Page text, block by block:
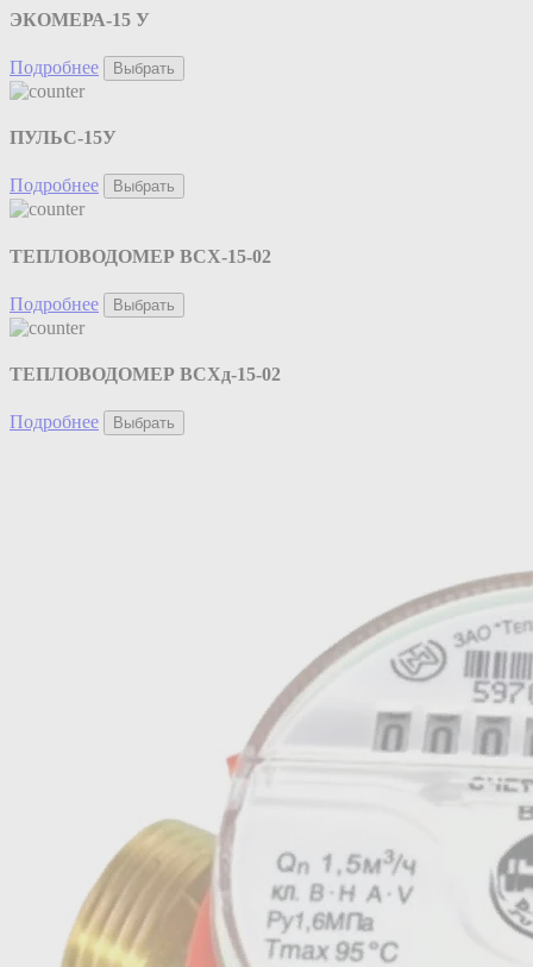
ЭКОМЕРА-15 У
Подробнее Выбрать
ПУЛЬС-15У
Подробнее Выбрать
ТЕПЛОВОДОМЕР ВСХ-15-02
Подробнее Выбрать
ТЕПЛОВОДОМЕР ВСХд-15-02
Подробнее Выбрать